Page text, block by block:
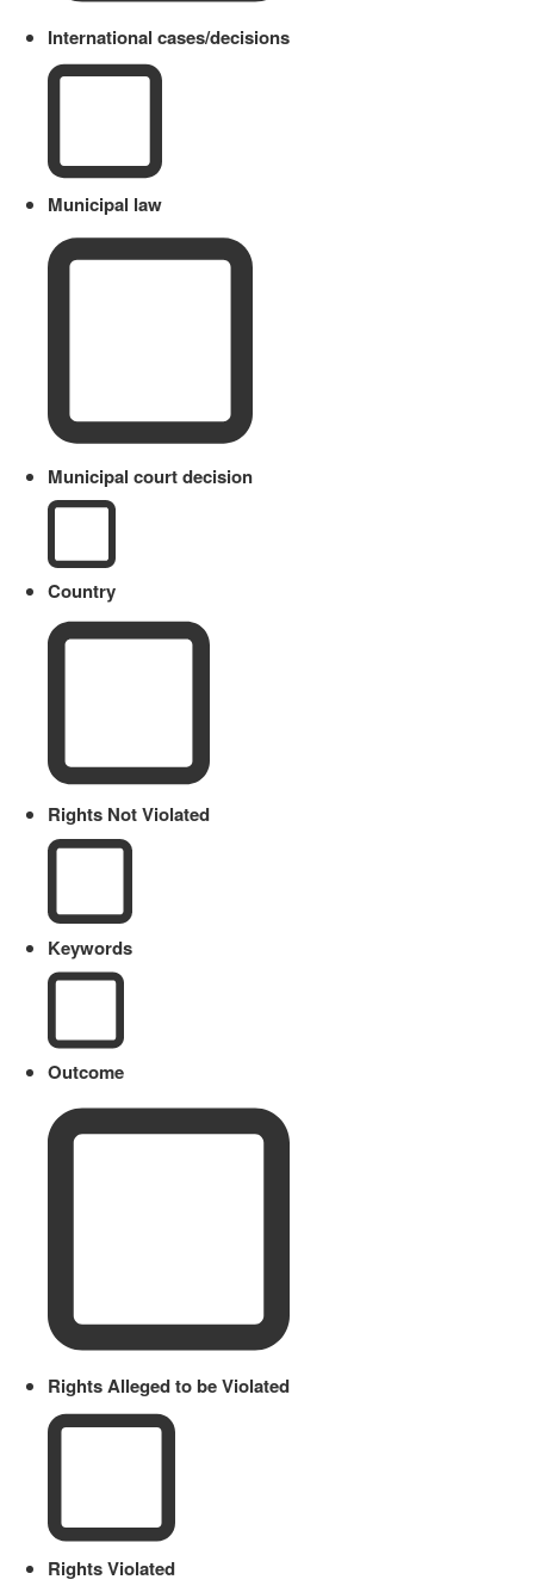
International cases/decisions
Municipal law
Municipal court decision
Country
Rights Not Violated
Keywords
Outcome
Rights Alleged to be Violated
Rights Violated